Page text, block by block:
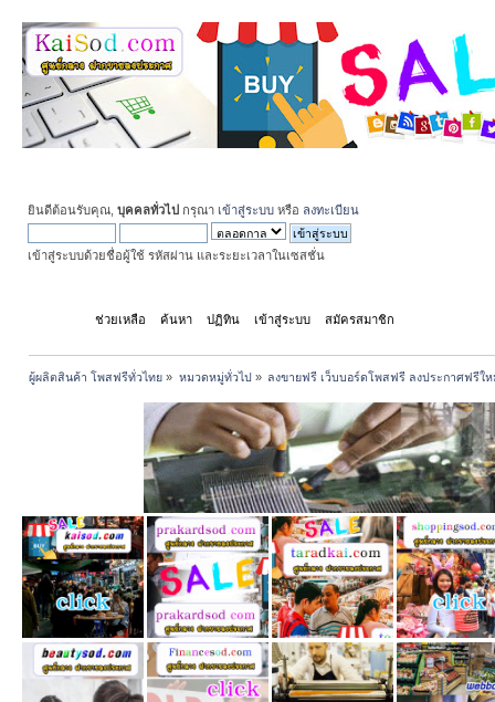
ยินดีต้อนรับคุณ, บุคคลทั่วไป กรุณา เข้าสู่ระบบ หรือ ลงทะเบียน
เข้าสู่ระบบด้วยชื่อผู้ใช้ รหัสผ่าน และระยะเวลาในเซสชั่น
ช่วยเหลือ ค้นหา ปฏิทิน เข้าสู่ระบบ สมัครสมาชิก
ผู้ผลิตสินค้า โพสฟรีทั่วไทย » หมวดหมู่ทั่วไป» ลงขายฟรี เว็บบอร์ดโพสฟรี ลงประกาศฟรีให